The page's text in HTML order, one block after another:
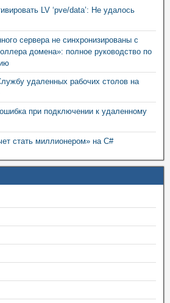
LV ‘pve/data’: Не удалось
сервера не синхронизированы с
домена»: полное руководство по
удаленных рабочих столов на
при подключении к удаленному
стать миллионером» на C#